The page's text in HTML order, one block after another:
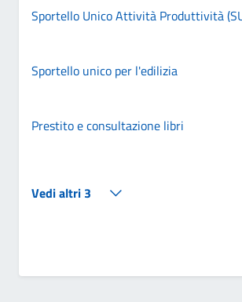
Sportello Unico Attività Produttività
Sportello unico per l'edilizia
Prestito e consultazione libri
Vedi altri 3